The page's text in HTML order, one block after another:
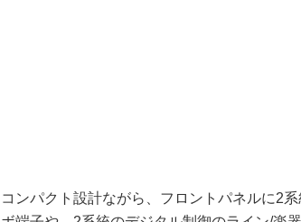
コンパクト設計ながら、フロントパネルに2